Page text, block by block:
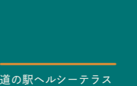
道の駅ヘルシーテラス